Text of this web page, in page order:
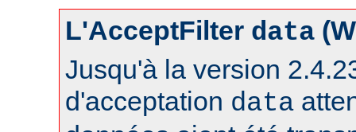
L'AcceptFilter data
Jusqu'à la version
d'acceptation data